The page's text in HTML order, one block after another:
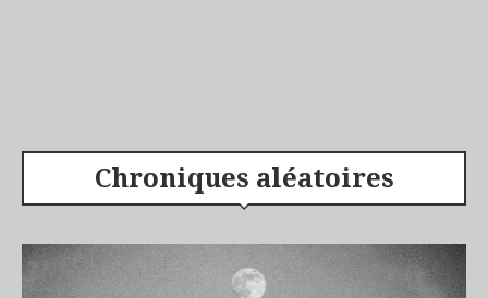
Chroniques aléatoires